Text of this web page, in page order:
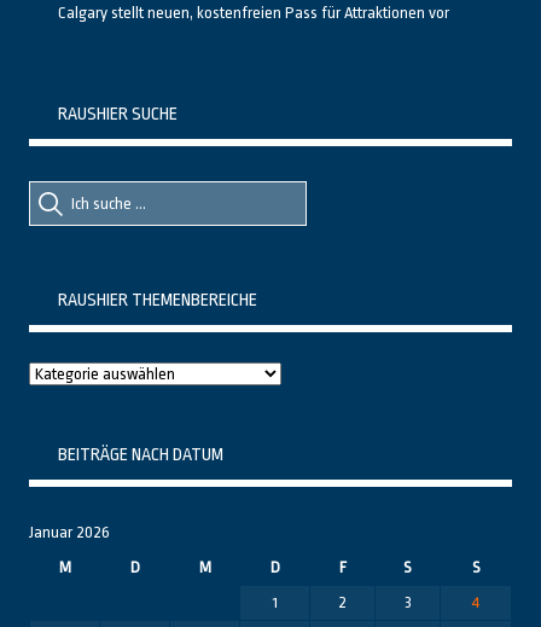
Calgary stellt neuen, kostenfreien Pass für Attraktionen vor
RAUSHIER SUCHE
Suche
nach::
Suche
nach:
RAUSHIER THEMENBEREICHE
Raushier
BEITRÄGE NACH DATUM
Januar 2026
M
D M D F S
S
1
2 3
4